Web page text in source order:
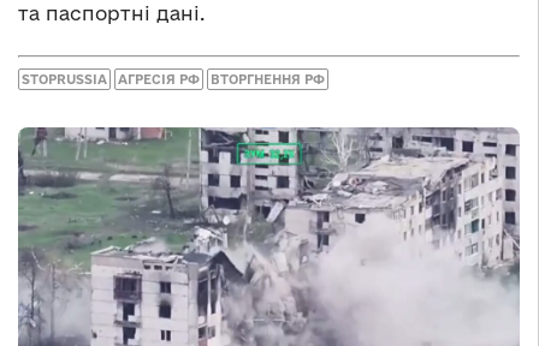
та паспортні дані.
STOPRUSSIA АГРЕСІЯ РФ ВТОРГНЕННЯ РФ